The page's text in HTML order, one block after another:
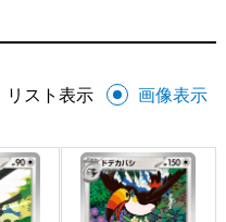
リスト表示 画像表示